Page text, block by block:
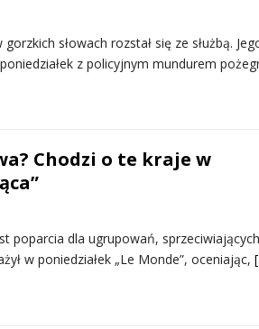
słowach rozstał się ze służbą.
z policyjnym mundurem
Chodzi o te kraje w
poparcia dla ugrupowań,
w poniedziałek „Le Monde”, oceniając,